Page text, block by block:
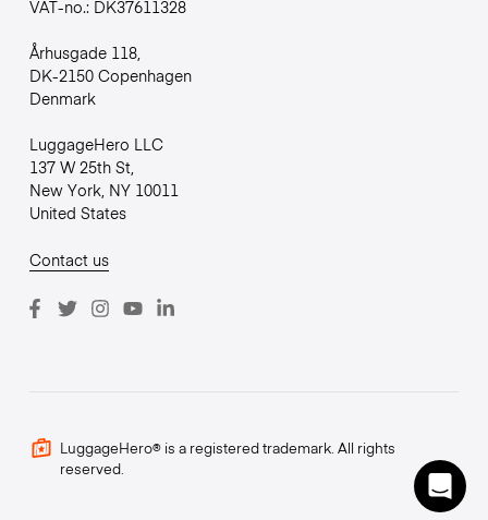
VAT-no.: DK37611328
Århusgade 118,
DK-2150 Copenhagen
Denmark
LuggageHero LLC
137 W 25th St,
New York, NY 10011
United States
Contact us
LuggageHero® is a registered trademark. All rights
reserved.